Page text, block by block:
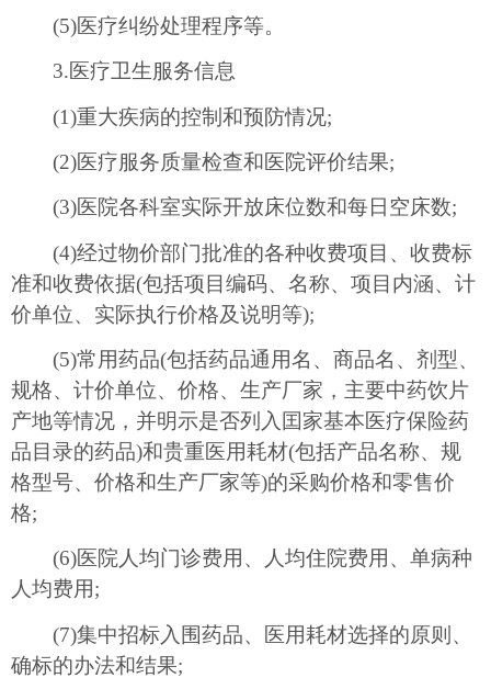
(5)医疗纠纷处理程序等。
3.医疗卫生服务信息
(1)重大疾病的控制和预防情况;
(2)医疗服务质量检查和医院评价结果;
(3)医院各科室实际开放床位数和每日空床数;
(4)经过物价部门批准的各种收费项目、收费标
准和收费依据(包括项目编码、名称、项目内涵、计
价单位、实际执行价格及说明等);
(5)常用药品(包括药品通用名、商品名、剂型、
规格、计价单位、价格、生产厂家，主要中药饮片
产地等情况，并明示是否列入囯家基本医疗保险药
品目录的药品)和贵重医用耗材(包括产品名称、规
格型号、价格和生产厂家等)的采购价格和零售价
格;
(6)医院人均门诊费用、人均住院费用、单病种
人均费用;
(7)集中招标入围药品、医用耗材选择的原则、
确标的办法和结果;